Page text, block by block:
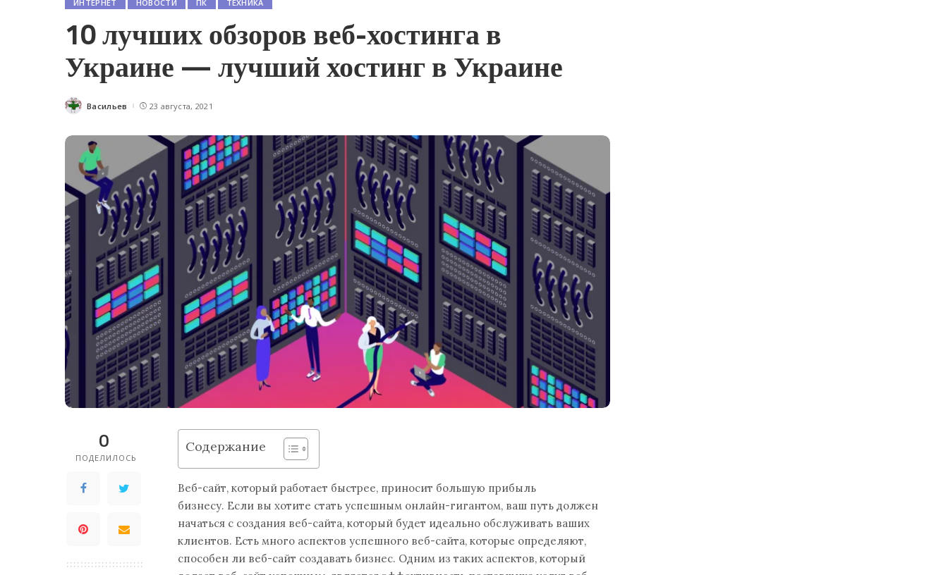
ИНТЕРНЕТ НОВОСТИ ПК ТЕХНИКА
10 лучших обзоров веб-хостинга в
Украине — лучший хостинг в Украине
Posted
Васильев 23 августа, 2021
0
ПОДЕЛИЛОСЬ
Содержание
Веб-сайт, который работает быстрее, приносит большую прибыль
бизнесу. Если вы хотите стать успешным онлайн-гигантом, ваш путь должен
начаться с создания веб-сайта, который будет идеально обслуживать ваших
клиентов. Есть много аспектов успешного веб-сайта, которые определяют,
способен ли веб-сайт создавать бизнес. Одним из таких аспектов, который